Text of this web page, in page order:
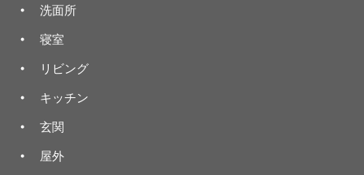
洗面所
寝室
リビング
キッチン
玄関
屋外